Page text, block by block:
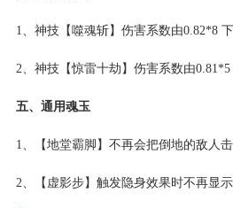
1、神技【噬魂斩】伤害系数由0.82*8 下
2、神技【惊雷十劫】伤害系数由0.81*5
五、通用魂玉
1、【地堂霸脚】不再会把倒地的敌人击
2、【虚影步】触发隐身效果时不再显示